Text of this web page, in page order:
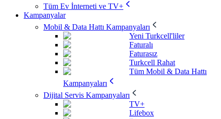
Tüm Ev İnterneti ve TV+
Kampanyalar
Mobil & Data Hattı Kampanyaları
Yeni Turkcell'liler
Faturalı
Faturasız
Turkcell Rahat
Tüm Mobil & Data Hattı
Kampanyaları
Dijital Servis Kampanyaları
TV+
Lifebox